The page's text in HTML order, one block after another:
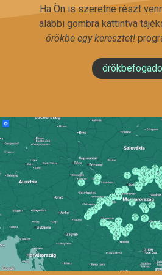
Ha Ön is szeretne részt
alábbi gombra kattintva
örökbe egy keresztet!